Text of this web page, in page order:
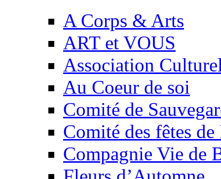
A Corps & Arts
ART et VOUS
Association
Au Coeur de soi
Comité de
Comité des fêtes
Compagnie Vie de